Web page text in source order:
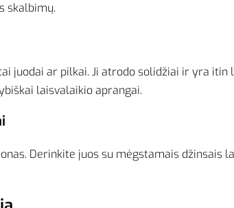
skalbimų.
juodai ar pilkai. Ji atrodo solidžiai ir yra itin
laisvalaikio aprangai.
Derinkite juos su mėgstamais